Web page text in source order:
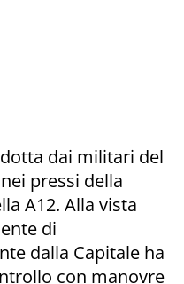
dai militari del
pressi della
A12. Alla vista
di
dalla Capitale ha
con manovre